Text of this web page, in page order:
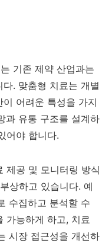
기존 제약 산업과는
. 맞춤형 치료는 개별
어려운 특성을 가지
과 유통 구조를 설계하
어야 합니다.
제공 및 모니터링 방식
상하고 있습니다. 예
수집하고 분석할 수
가능하게 하고, 치료
시장 접근성을 개선하